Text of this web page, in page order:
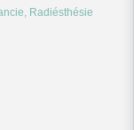
Radiésthésie